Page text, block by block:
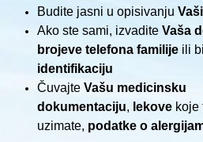
Budite jasni u opisivanju
Ako ste sami, izvadite Vaša
brojeve telefona familije ili
identifikaciju
Čuvajte Vašu medicinsku
dokumentaciju, lekove koje
uzimate, podatke o